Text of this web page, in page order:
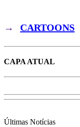
→ CARTOONS
CAPA ATUAL
Últimas Notícias